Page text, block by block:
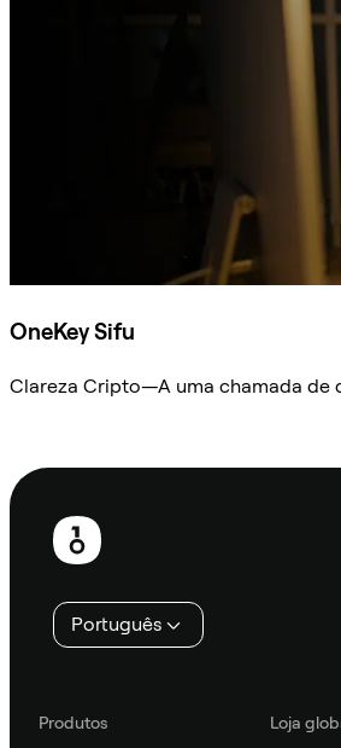
OneKey Sifu
Clareza Cripto—A uma chamada de
Rodapé
Português
Produtos
Loja